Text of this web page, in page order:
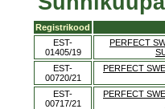
Registrikood
EST-
01405/19
PERFECT
EST-
00720/21
PERFECT
EST-
00717/21
PERFECT